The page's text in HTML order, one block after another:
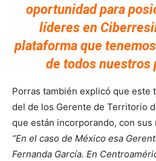
oportunidad para
líderes en
plataforma que
de todos nuestros
Porras también explicó que este
del de los Gerente de Territorio
que están incorporando, con
“En el caso de México esa
Fernanda García. En